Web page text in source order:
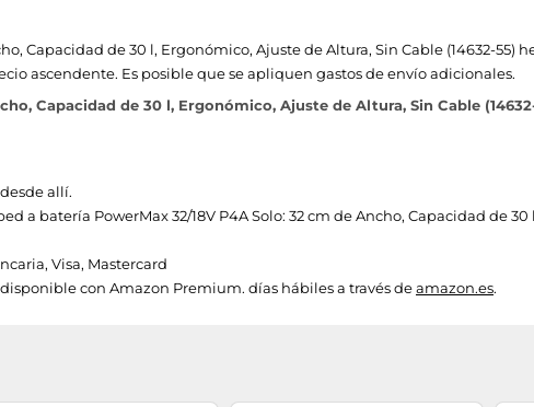
Capacidad de 30 l, Ergonómico, Ajuste de Altura, Sin Cable (14632-55)
ascendente. Es posible que se apliquen gastos de envío adicionales.
Capacidad de 30 l, Ergonómico, Ajuste de Altura, Sin Cable
allí.
a batería PowerMax 32/18V P4A Solo: 32 cm de Ancho, Capacidad de
Visa, Mastercard
con Amazon Premium. días hábiles a través deamazon.es.